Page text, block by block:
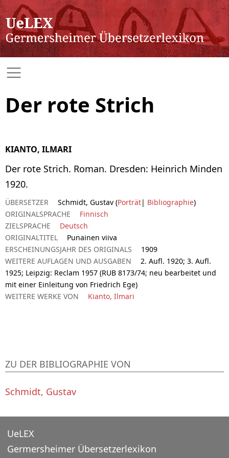
Der rote Strich
KIANTO, ILMARI
Der rote Strich. Roman. Dresden: Heinrich Minden
1920.
ÜBERSETZER Schmidt, Gustav (Porträt| Bibliographie)
ORIGINALSPRACHE
Finnisch
ZIELSPRACHE
Deutsch
ORIGINALTITEL
Punainen viiva
ERSCHEINUNGSJAHR DES ORIGINALS
1909
WEITERE AUFLAGEN UND AUSGABEN
2. Aufl. 1920; 3. Aufl.
1925; Leipzig: Reclam 1957 (RUB 8173/74; neu bearbeitet und
mit einer Einleitung von Friedrich Ege)
WEITERE WERKE VON
Kianto, Ilmari
ZU DER BIBLIOGRAPHIE VON
Schmidt, Gustav
UeLEX
Germersheimer Übersetzerlexikon